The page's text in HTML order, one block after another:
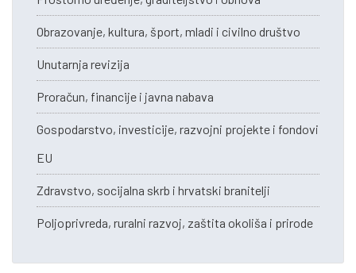
Obrazovanje, kultura, šport, mladi i civilno društvo
Unutarnja revizija
Proračun, financije i javna nabava
Gospodarstvo, investicije, razvojni projekte i fondovi
EU
Zdravstvo, socijalna skrb i hrvatski branitelji
Poljoprivreda, ruralni razvoj, zaštita okoliša i prirode